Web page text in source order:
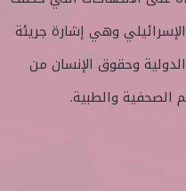
وهي إشارة جريئة
وحقوق الإنسان من
الصحفية والطبية.